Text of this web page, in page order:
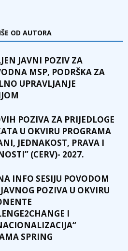
OD AUTORA
JAVNI POZIV ZA
MSP, PODRŠKA ZA
UPRAVLJANJE
POZIVA ZA PRIJEDLOGE
U OKVIRU PROGRAMA
JEDNAKOST, PRAVA I
(CERV)- 2027.
INFO SESIJU POVODOM
POZIVA U OKVIRU
I
SPRING